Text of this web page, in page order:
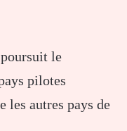
le
pilotes
les autres pays de